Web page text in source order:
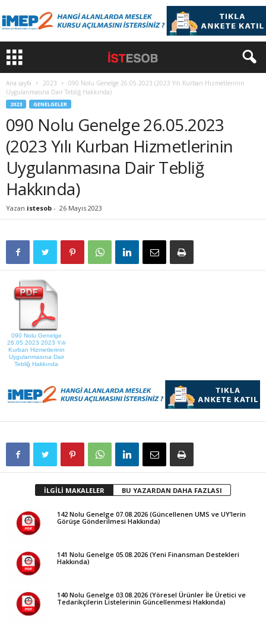
Ana sayfa 2023
090 Nolu Genelge 26.05.2023 (2023 Yılı Kurban Hizmetlerinin
Uygulanmasına Dair Tebliğ Hakkında)
2023 GENELGELER
090 Nolu Genelge 26.05.2023
(2023 Yılı Kurban Hizmetlerinin
Uygulanmasına Dair Tebliğ
Hakkında)
Yazan istesob - 26 Mayıs 2023
090 Nolu Genelge
26.05.2023 2023 Yılı
Kurban Hizmetlerinin
Uygulanmasına Dair
Tebliğ Hakkında
İLGİLİ MAKALELER BU YAZARDAN DAHA FAZLASI
142 Nolu Genelge 07.08.2026 (Güncellenen UMS ve UY’lerin
Görüşe Gönderilmesi Hakkında)
141 Nolu Genelge 05.08.2026 (Yeni Finansman Destekleri
Hakkında)
140 Nolu Genelge 03.08.2026 (Yöresel Ürünler İle Üretici ve
Tedarikçilerin Listelerinin Güncellenmesi Hakkında)